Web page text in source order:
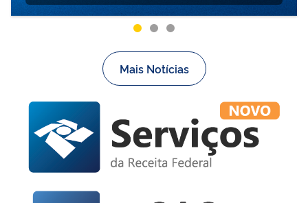
Mais Notícias